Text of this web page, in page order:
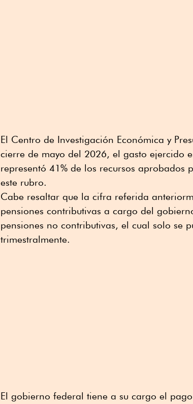
El Centro de Investigación Económica y
cierre de mayo del 2026, el gasto ejercido
representó 41% de los recursos
este rubro.
Cabe resaltar que la cifra referida
pensiones contributivas a cargo del
pensiones no contributivas, el cual solo se
trimestralmente.
El gobierno federal tiene a su cargo el